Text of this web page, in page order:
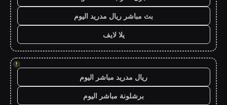
بث مباشر ريال مدريد اليوم
يلا لايف
!
ريال مدريد مباشر اليوم
برشلونة مباشر اليوم